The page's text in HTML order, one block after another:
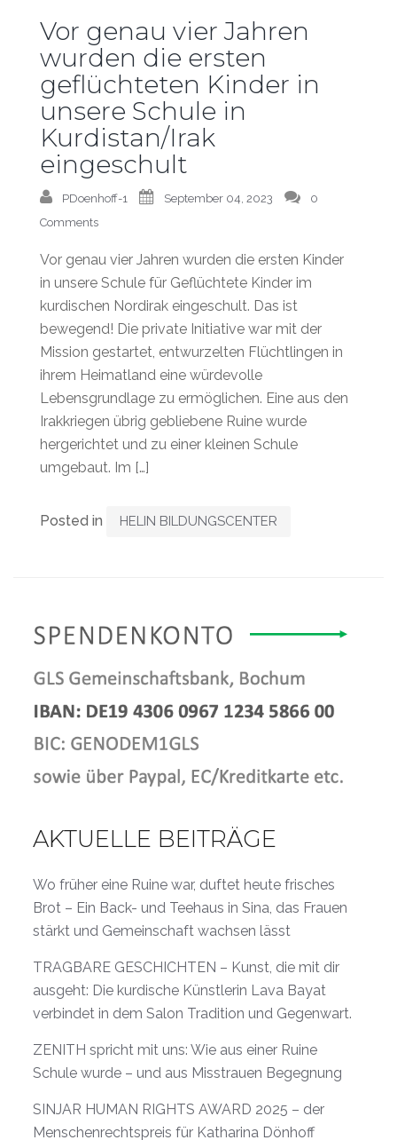
Vor genau vier Jahren
wurden die ersten
geflüchteten Kinder in
unsere Schule in
Kurdistan/Irak
eingeschult
PDoenhoff-1 September 04, 2023
0
Comments
Vor genau vier Jahren wurden die ersten Kinder
in unsere Schule für Geflüchtete Kinder im
kurdischen Nordirak eingeschult. Das ist
bewegend! Die private Initiative war mit der
Mission gestartet, entwurzelten Flüchtlingen in
ihrem Heimatland eine würdevolle
Lebensgrundlage zu ermöglichen. Eine aus den
Irakkriegen übrig gebliebene Ruine wurde
hergerichtet und zu einer kleinen Schule
umgebaut. Im […]
Posted in HELIN BILDUNGSCENTER
AKTUELLE BEITRÄGE
Wo früher eine Ruine war, duftet heute frisches
Brot – Ein Back- und Teehaus in Sina, das Frauen
stärkt und Gemeinschaft wachsen lässt
TRAGBARE GESCHICHTEN – Kunst, die mit dir
ausgeht: Die kurdische Künstlerin Lava Bayat
verbindet in dem Salon Tradition und Gegenwart.
ZENITH spricht mit uns: Wie aus einer Ruine
Schule wurde – und aus Misstrauen Begegnung
SINJAR HUMAN RIGHTS AWARD 2025 – der
Menschenrechtspreis für Katharina Dönhoff